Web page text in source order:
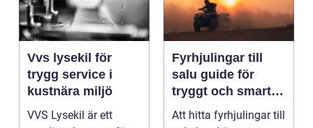
Vvs lysekil för
trygg service i
kustnära miljö
VVS Lysekil är ett
Fyrhjulingar till
salu guide för
tryggt och smart
köp
Att hitta fyrhjulingar till